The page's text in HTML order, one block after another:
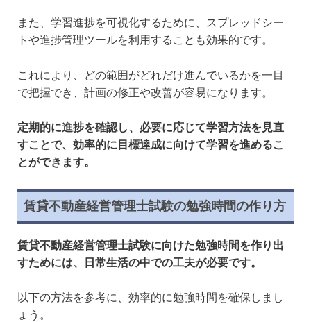
また、学習進捗を可視化するために、スプレッドシー
トや進捗管理ツールを利用することも効果的です。
これにより、どの範囲がどれだけ進んでいるかを一目
で把握でき、計画の修正や改善が容易になります。
定期的に進捗を確認し、必要に応じて学習方法を見直
すことで、効率的に目標達成に向けて学習を進めるこ
とができます。
賃貸不動産経営管理士試験の勉強時間の作り方
賃貸不動産経営管理士試験に向けた勉強時間を作り出
すためには、日常生活の中での工夫が必要です。
以下の方法を参考に、効率的に勉強時間を確保しまし
ょう。